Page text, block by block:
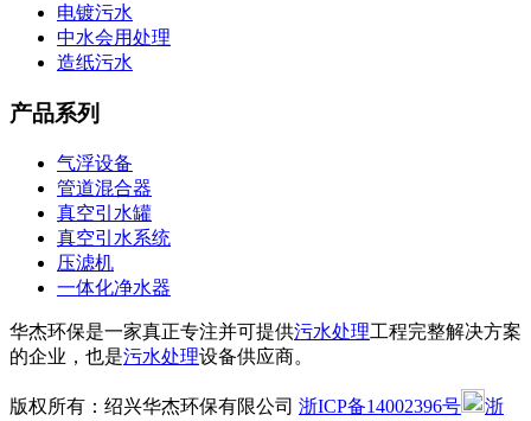
电镀污水
中水会用处理
造纸污水
产品系列
气浮设备
管道混合器
真空引水罐
真空引水系统
压滤机
一体化净水器
华杰环保是一家真正专注并可提供污水处理工程完整解决方案
的企业，也是污水处理设备供应商。
版权所有：绍兴华杰环保有限公司 浙ICP备14002396号
浙